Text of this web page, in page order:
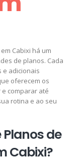
Cabixi há um
de planos. Cada
e adicionais
oferecem os
comparar até
rotina e ao seu
Planos de
Cabixi?